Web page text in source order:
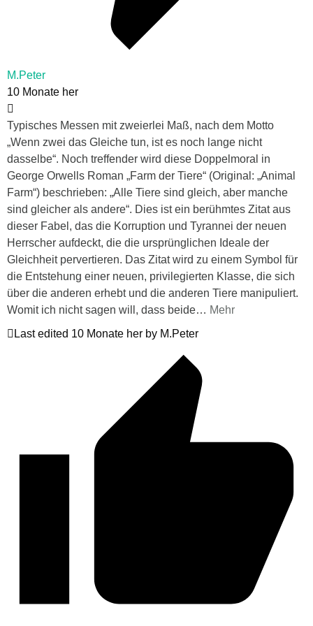
M.Peter
10 Monate her
Typisches Messen mit zweierlei Maß, nach dem Motto
„Wenn zwei das Gleiche tun, ist es noch lange nicht
dasselbe“. Noch treffender wird diese Doppelmoral in
George Orwells Roman „Farm der Tiere“ (Original: „Animal
Farm“) beschrieben: „Alle Tiere sind gleich, aber manche
sind gleicher als andere“. Dies ist ein berühmtes Zitat aus
dieser Fabel, das die Korruption und Tyrannei der neuen
Herrscher aufdeckt, die die ursprünglichen Ideale der
Gleichheit pervertieren. Das Zitat wird zu einem Symbol für
die Entstehung einer neuen, privilegierten Klasse, die sich
über die anderen erhebt und die anderen Tiere manipuliert.
Womit ich nicht sagen will, dass beide… Mehr
Last edited 10 Monate her by M.Peter